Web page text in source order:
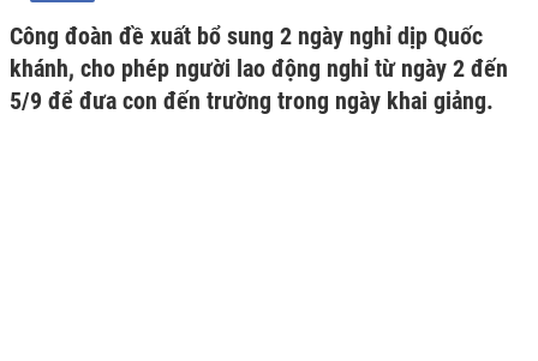
Công đoàn đề xuất bổ sung 2 ngày nghỉ dịp Quốc
khánh, cho phép người lao động nghỉ từ ngày 2 đến
5/9 để đưa con đến trường trong ngày khai giảng.